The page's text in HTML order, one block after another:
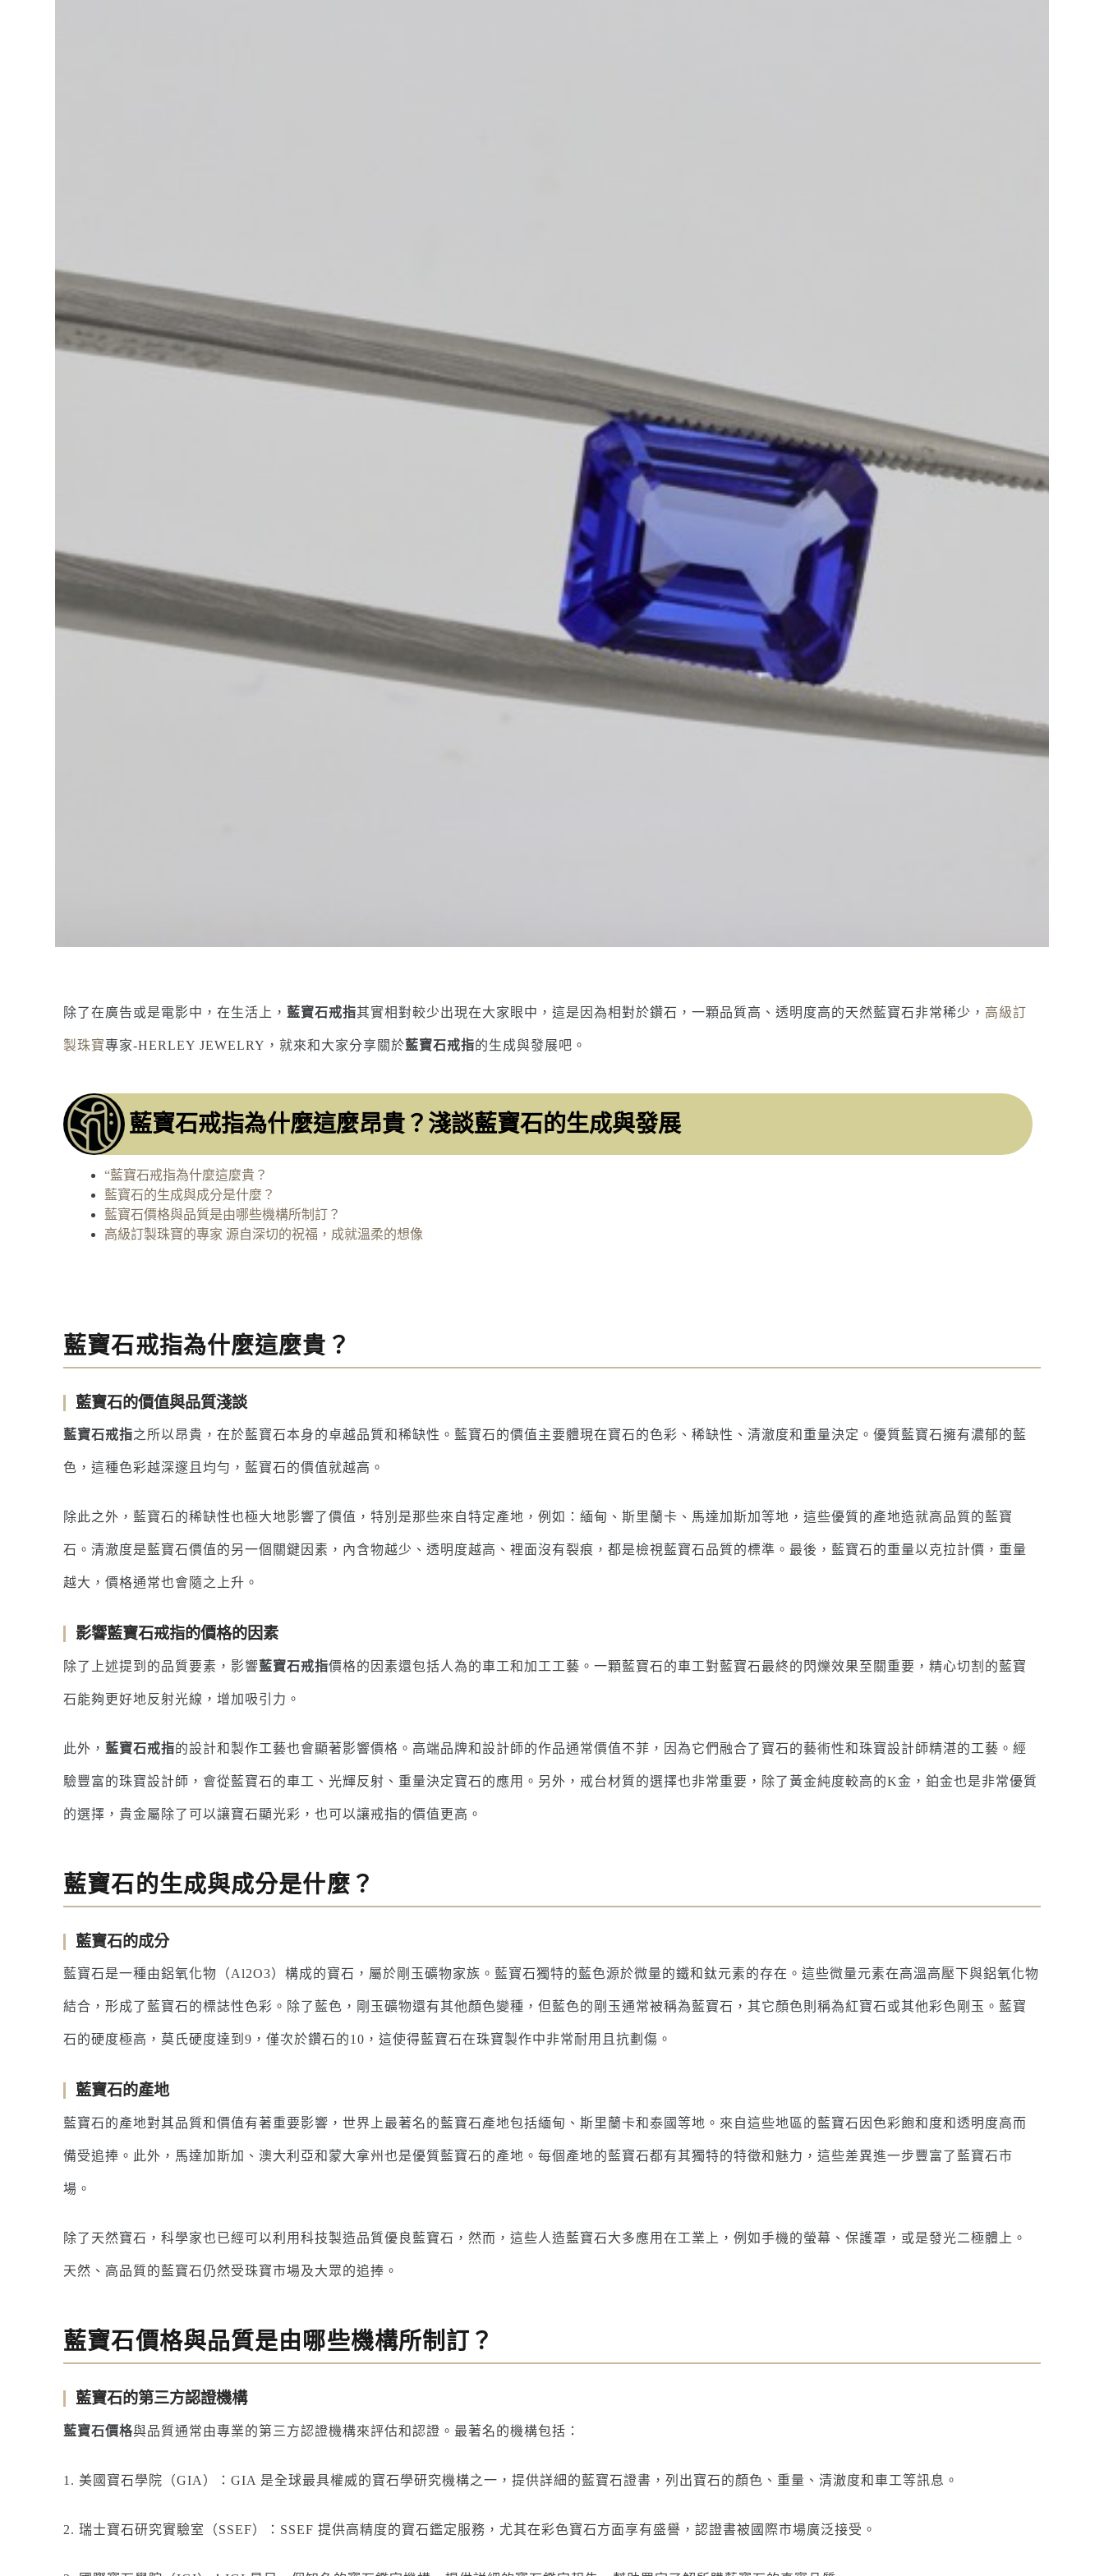
除了在廣告或是電影中，在生活上， 藍寶石戒指其實相對較少出現在大家眼中，這是因為相對於鑽石，一顆品質高、透明度高的天然藍寶石非常稀少， 高級訂
製珠寶專家-HERLEY JEWELRY，就來和大家分享關於藍寶石戒指的生成與發展吧。
藍寶石戒指為什麼這麼昂貴？淺談藍寶石的生成與發展
“藍寶石戒指為什麼這麼貴？
藍寶石的生成與成分是什麼？
藍寶石價格與品質是由哪些機構所制訂？
高級訂製珠寶的專家 源自深切的祝福，成就溫柔的想像
藍寶石戒指為什麼這麼貴？
藍寶石的價值與品質淺談
藍寶石戒指之所以昂貴，在於藍寶石本身的卓越品質和稀缺性。藍寶石的價值主要體現在寶石的色彩、稀缺性、清澈度和重量決定。優質藍寶石擁有濃郁的藍
色，這種色彩越深邃且均勻，藍寶石的價值就越高。
除此之外，藍寶石的稀缺性也極大地影響了價值，特別是那些來自特定產地，例如：緬甸、斯里蘭卡、馬達加斯加等地，這些優質的產地造就高品質的藍寶
石。清澈度是藍寶石價值的另一個關鍵因素，內含物越少、透明度越高、裡面沒有裂痕，都是檢視藍寶石品質的標準。最後，藍寶石的重量以克拉計價，重量
越大，價格通常也會隨之上升。
影響藍寶石戒指的價格的因素
除了上述提到的品質要素，影響藍寶石戒指價格的因素還包括人為的車工和加工工藝。一顆藍寶石的車工對藍寶石最終的閃爍效果至關重要，精心切割的藍寶
石能夠更好地反射光線，增加吸引力。
此外， 藍寶石戒指的設計和製作工藝也會顯著影響價格。高端品牌和設計師的作品通常價值不菲，因為它們融合了寶石的藝術性和珠寶設計師精湛的工藝。經
驗豐富的珠寶設計師，會從藍寶石的車工、光輝反射、重量決定寶石的應用。另外，戒台材質的選擇也非常重要，除了黃金純度較高的K金，鉑金也是非常優質
的選擇，貴金屬除了可以讓寶石顯光彩，也可以讓戒指的價值更高。
藍寶石的生成與成分是什麼？
藍寶石的成分
藍寶石是一種由鋁氧化物（Al2O3）構成的寶石，屬於剛玉礦物家族。藍寶石獨特的藍色源於微量的鐵和鈦元素的存在。這些微量元素在高溫高壓下與鋁氧化物
結合，形成了藍寶石的標誌性色彩。除了藍色，剛玉礦物還有其他顏色變種，但藍色的剛玉通常被稱為藍寶石，其它顏色則稱為紅寶石或其他彩色剛玉。藍寶
石的硬度極高，莫氏硬度達到9，僅次於鑽石的10，這使得藍寶石在珠寶製作中非常耐用且抗劃傷。
藍寶石的產地
藍寶石的產地對其品質和價值有著重要影響，世界上最著名的藍寶石產地包括緬甸、斯里蘭卡和泰國等地。來自這些地區的藍寶石因色彩飽和度和透明度高而
備受追捧。此外，馬達加斯加、澳大利亞和蒙大拿州也是優質藍寶石的產地。每個產地的藍寶石都有其獨特的特徵和魅力，這些差異進一步豐富了藍寶石市
場。
除了天然寶石，科學家也已經可以利用科技製造品質優良藍寶石，然而，這些人造藍寶石大多應用在工業上，例如手機的螢幕、保護罩，或是發光二極體上。
天然、高品質的藍寶石仍然受珠寶市場及大眾的追捧。
藍寶石價格與品質是由哪些機構所制訂？
藍寶石的第三方認證機構
藍寶石價格與品質通常由專業的第三方認證機構來評估和認證。最著名的機構包括：
1. 美國寶石學院（GIA）：GIA 是全球最具權威的寶石學研究機構之一，提供詳細的藍寶石證書，列出寶石的顏色、重量、清澈度和車工等訊息。
2. 瑞士寶石研究實驗室（SSEF）：SSEF 提供高精度的寶石鑑定服務，尤其在彩色寶石方面享有盛譽，認證書被國際市場廣泛接受。